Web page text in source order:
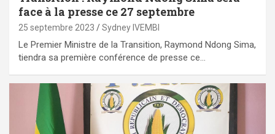
face à la presse ce 27 septembre
25 septembre 2023 Sydney IVEMBI
Le Premier Ministre de la Transition, Raymond Ndong Sima,
tiendra sa première conférence de presse ce…